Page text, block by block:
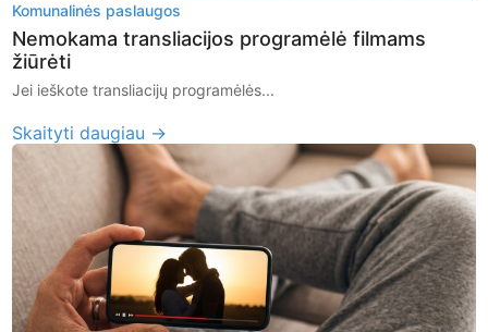
Komunalinės paslaugos
Nemokama transliacijos programėlė filmams
žiūrėti
Jei ieškote transliacijų programėlės...
Skaityti daugiau →